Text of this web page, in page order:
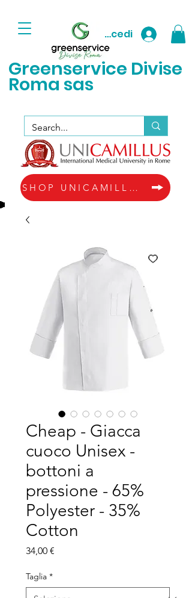
Greenservice Divise
Roma sas
Accedi
SHOP UNICAMILLUS
Cheap - Giacca
cuoco Unisex -
bottoni a
pressione - 65%
Polyester - 35%
Cotton
34,00 €
Taglia *